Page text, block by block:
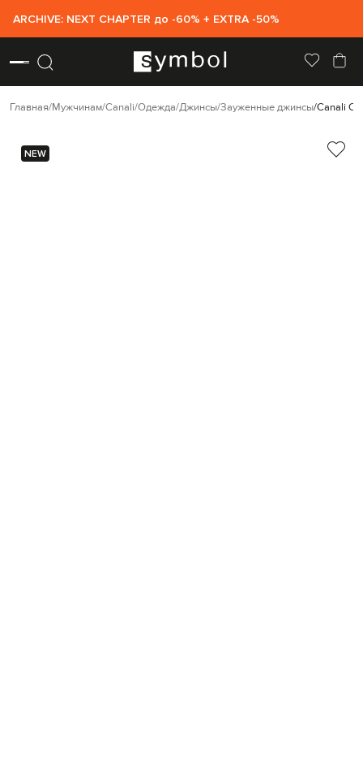
ARCHIVE: NEXT CHAPTER до -60% + EXTRA -50%
Главная Мужчинам Canali Одежда Джинсы Зауженные джинсы Canali
NEW